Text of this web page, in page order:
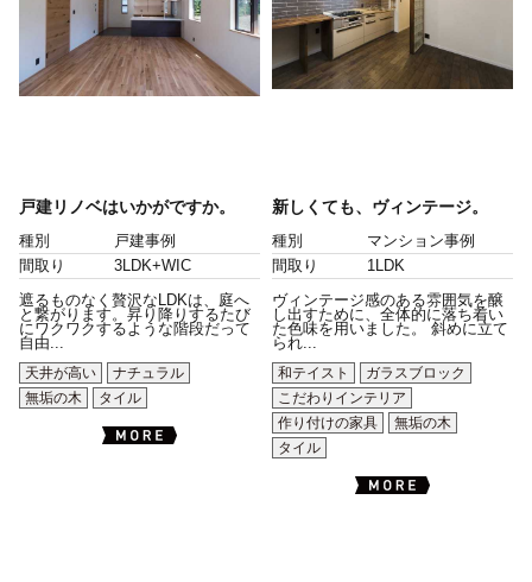
戸建リノベはいかがですか。
種別
戸建事例
間取り
3LDK+WIC
遮るものなく贅沢なLDKは、庭へ
と繋がります。昇り降りするたび
にワクワクするような階段だって
自由...
天井が高い
ナチュラル
無垢の木
タイル
新しくても、ヴィンテージ。
種別
マンション事例
間取り
1LDK
ヴィンテージ感のある雰囲気を醸
し出すために、全体的に落ち着い
た色味を用いました。 斜めに立て
られ...
和テイスト
ガラスブロック
こだわりインテリア
作り付けの家具
無垢の木
タイル